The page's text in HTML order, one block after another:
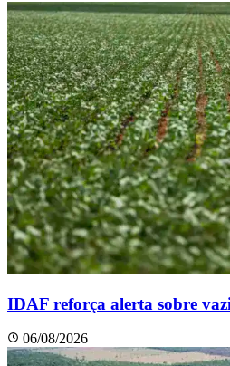
IDAF reforça alerta sobre
06/08/2026